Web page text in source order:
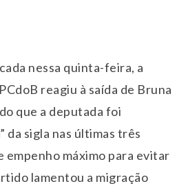
nessa quinta-feira, a
reagiu à saída de Bruna
que a deputada foi
da sigla nas últimas três
empenho máximo para evitar
lamentou a migração